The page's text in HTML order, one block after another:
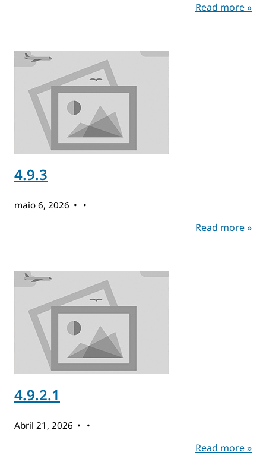
Read more »
4.9.3
maio 6, 2026
Read more »
4.9.2.1
Abril 21, 2026
Read more »